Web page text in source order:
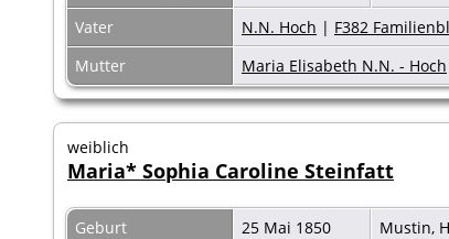
Vater
N.N. Hoch | F382
Mutter
Maria Elisabeth N.N. - Hoch
weiblich
Maria* Sophia Caroline Steinfatt
Geburt 25 Mai 1850
Mustin,